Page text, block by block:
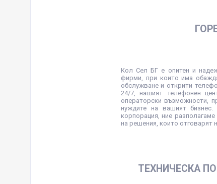
Кол Сел БГ е опитен и
фирми, при които има
обслужване и открити
24/7, нашият телефонен
операторски възможности,
нуждите на вашият
корпорация, ние
на решения, които отговарят
ТЕХНИЧЕСКА